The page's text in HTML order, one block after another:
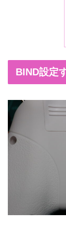
BIND設定